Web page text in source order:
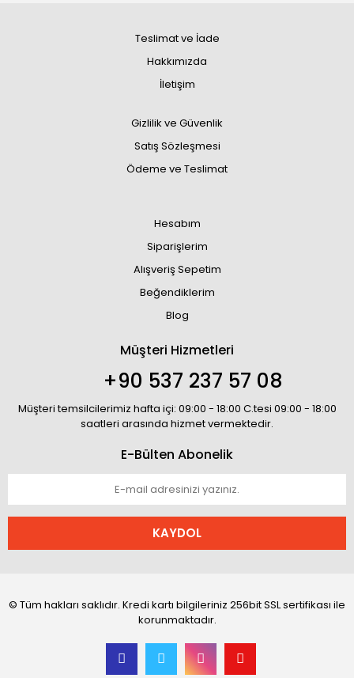
Teslimat ve İade
Hakkımızda
İletişim
Gizlilik ve Güvenlik
Satış Sözleşmesi
Ödeme ve Teslimat
Hesabım
Siparişlerim
Alışveriş Sepetim
Beğendiklerim
Blog
Müşteri Hizmetleri
+90 537 237 57 08
Müşteri temsilcilerimiz hafta içi: 09:00 - 18:00 C.tesi 09:00 - 18:00
saatleri arasında hizmet vermektedir.
E-Bülten Abonelik
KAYDOL
© Tüm hakları saklıdır. Kredi kartı bilgileriniz 256bit SSL sertifikası ile
korunmaktadır.